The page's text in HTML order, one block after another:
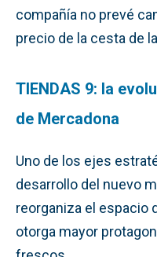
compañía no prevé
precio de la cesta de
TIENDAS 9: la
de Mercadona
Uno de los ejes
desarrollo del nuevo
reorganiza el espacio
otorga mayor